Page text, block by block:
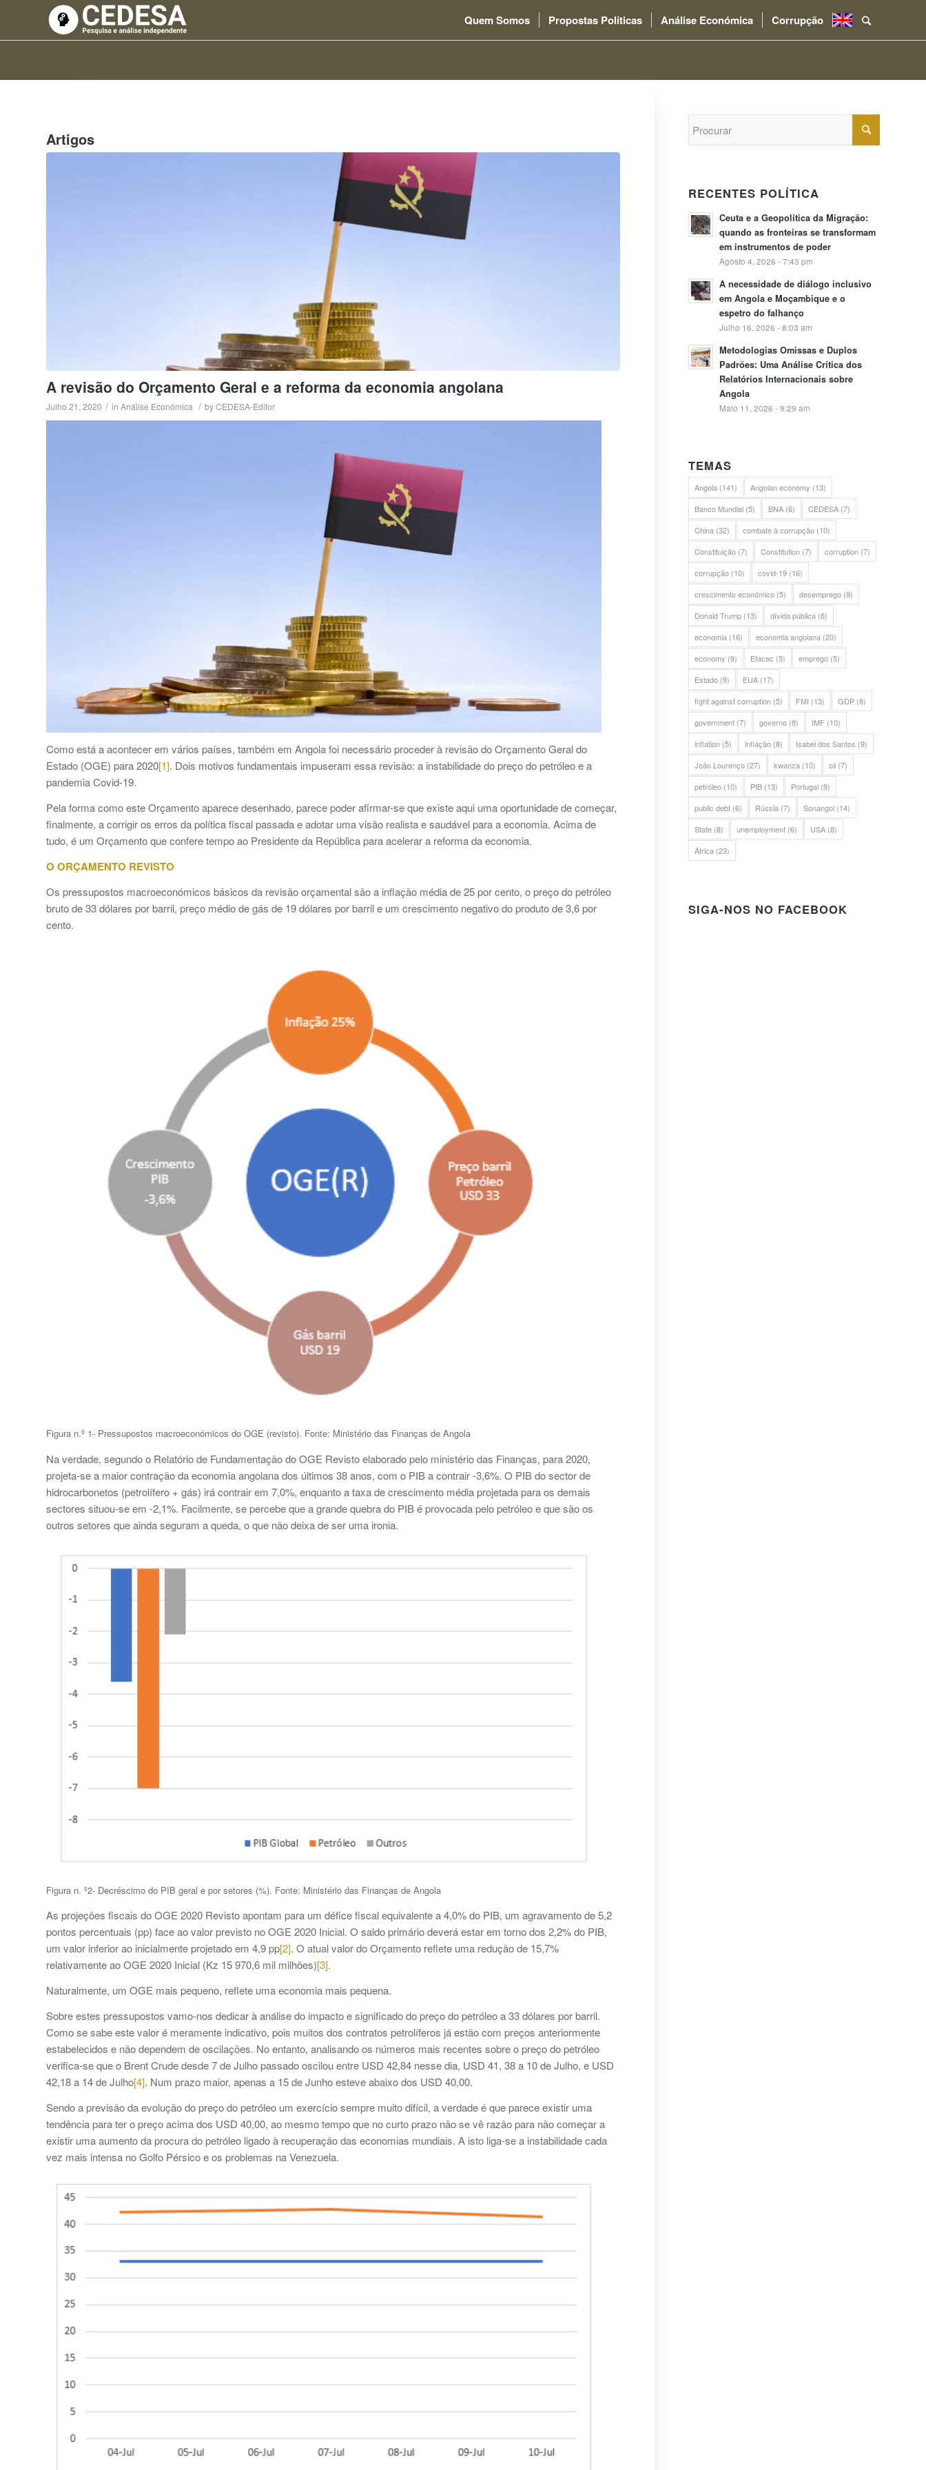
Quem Somos Propostas Políticas Análise Económica Corrupção .
Artigos
A revisão do Orçamento Geral e a reforma da economia angolana
Julho 21, 2020 / in Análise Económica / byCEDESA-Editor
Como está a acontecer em vários países, também em Angola foi necessário proceder à revisão do Orçamento Geral do
Estado (OGE) para 2020[1]. Dois motivos fundamentais impuseram essa revisão: a instabilidade do preço do petróleo e a
pandemia Covid-19.
Pela forma como este Orçamento aparece desenhado, parece poder afirmar-se que existe aqui uma oportunidade de começar,
finalmente, a corrigir os erros da política fiscal passada e adotar uma visão realista e saudável para a economia. Acima de
tudo, é um Orçamento que confere tempo ao Presidente da República para acelerar a reforma da economia.
O ORÇAMENTO REVISTO
Os pressupostos macroeconómicos básicos da revisão orçamental são a inflação média de 25 por cento, o preço do petróleo
bruto de 33 dólares por barril, preço médio de gás de 19 dólares por barril e um crescimento negativo do produto de 3,6 por
cento.
Figura n.º 1- Pressupostos macroeconómicos do OGE (revisto). Fonte: Ministério das Finanças de Angola
Na verdade, segundo o Relatório de Fundamentação do OGE Revisto elaborado pelo ministério das Finanças, para 2020,
projeta-se a maior contração da economia angolana dos últimos 38 anos, com o PIB a contrair -3,6%. O PIB do sector de
hidrocarbonetos (petrolífero + gás) irá contrair em 7,0%, enquanto a taxa de crescimento média projetada para os demais
sectores situou-se em -2,1%. Facilmente, se percebe que a grande quebra do PIB é provocada pelo petróleo e que são os
outros setores que ainda seguram a queda, o que não deixa de ser uma ironia.
Figura n. º2- Decréscimo do PIB geral e por setores (%). Fonte: Ministério das Finanças de Angola
As projeções fiscais do OGE 2020 Revisto apontam para um défice fiscal equivalente a 4,0% do PIB, um agravamento de 5,2
pontos percentuais (pp) face ao valor previsto no OGE 2020 Inicial. O saldo primário deverá estar em torno dos 2,2% do PIB,
um valor inferior ao inicialmente projetado em 4,9 pp[2]. O atual valor do Orçamento reflete uma redução de 15,7%
relativamente ao OGE 2020 Inicial (Kz 15 970,6 mil milhões)[3].
Naturalmente, um OGE mais pequeno, reflete uma economia mais pequena.
Sobre estes pressupostos vamo-nos dedicar à análise do impacto e significado do preço do petróleo a 33 dólares por barril.
Como se sabe este valor é meramente indicativo, pois muitos dos contratos petrolíferos já estão com preços anteriormente
estabelecidos e não dependem de oscilações. No entanto, analisando os números mais recentes sobre o preço do petróleo
verifica-se que o Brent Crude desde 7 de Julho passado oscilou entre USD 42,84 nesse dia, USD 41, 38 a 10 de Julho, e USD
42,18 a 14 de Julho[4]. Num prazo maior, apenas a 15 de Junho esteve abaixo dos USD 40,00.
Sendo a previsão da evolução do preço do petróleo um exercício sempre muito difícil, a verdade é que parece existir uma
tendência para ter o preço acima dos USD 40,00, ao mesmo tempo que no curto prazo não se vê razão para não começar a
existir uma aumento da procura do petróleo ligado à recuperação das economias mundiais. A isto liga-se a instabilidade cada
vez mais intensa no Golfo Pérsico e os problemas na Venezuela.
RECENTES POLÍTICA
Ceuta e a Geopolítica da Migração:
quando as fronteiras se transformam
em instrumentos de poder
Agosto 4, 2026 - 7:43 pm
A necessidade de diálogo inclusivo
em Angola e Moçambique e o
espetro do falhanço
Julho 16, 2026 - 8:03 am
Metodologias Omissas e Duplos
Padrões: Uma Análise Crítica dos
Relatórios Internacionais sobre
Angola
Maio 11, 2026 - 9:29 am
TEMAS
Angola (141) Angolan economy (13)
Banco Mundial (5) BNA (6) CEDESA (7)
China (32) combate à corrupção (10)
Constituição (7) Constitution (7) corruption (7)
corrupção (10) covid-19 (16)
crescimento económico (5) desemprego (9)
Donald Trump (13) dívida pública (6)
economia (16) economia angolana (20)
economy (9) Efacec (5) emprego (5)
Estado (9) EUA (17)
fight against corruption (5) FMI (13) GDP (8)
government (7) governo (8) IMF (10)
inflation (5) inflação (8) Isabel dos Santos (9)
João Lourenço (27) kwanza (10) oil (7)
petróleo (10) PIB (13) Portugal (9)
public debt (6) Rússia (7) Sonangol (14)
State (8) unemployment (6) USA (8)
África (23)
SIGA-NOS NO FACEBOOK